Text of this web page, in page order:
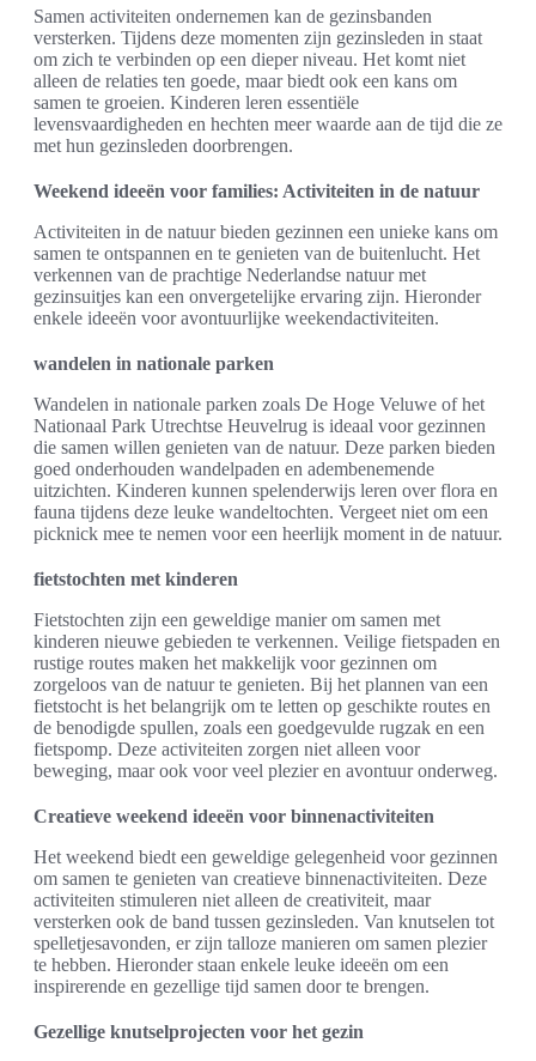
Samen activiteiten ondernemen kan de gezinsbanden
versterken. Tijdens deze momenten zijn gezinsleden in staat
om zich te verbinden op een dieper niveau. Het komt niet
alleen de relaties ten goede, maar biedt ook een kans om
samen te groeien. Kinderen leren essentiële
levensvaardigheden en hechten meer waarde aan de tijd die ze
met hun gezinsleden doorbrengen.
Weekend ideeën voor families: Activiteiten in de natuur
Activiteiten in de natuur bieden gezinnen een unieke kans om
samen te ontspannen en te genieten van de buitenlucht. Het
verkennen van de prachtige Nederlandse natuur met
gezinsuitjes kan een onvergetelijke ervaring zijn. Hieronder
enkele ideeën voor avontuurlijke weekendactiviteiten.
wandelen in nationale parken
Wandelen in nationale parken zoals De Hoge Veluwe of het
Nationaal Park Utrechtse Heuvelrug is ideaal voor gezinnen
die samen willen genieten van de natuur. Deze parken bieden
goed onderhouden wandelpaden en adembenemende
uitzichten. Kinderen kunnen spelenderwijs leren over flora en
fauna tijdens deze leuke wandeltochten. Vergeet niet om een
picknick mee te nemen voor een heerlijk moment in de natuur.
fietstochten met kinderen
Fietstochten zijn een geweldige manier om samen met
kinderen nieuwe gebieden te verkennen. Veilige fietspaden en
rustige routes maken het makkelijk voor gezinnen om
zorgeloos van de natuur te genieten. Bij het plannen van een
fietstocht is het belangrijk om te letten op geschikte routes en
de benodigde spullen, zoals een goedgevulde rugzak en een
fietspomp. Deze activiteiten zorgen niet alleen voor
beweging, maar ook voor veel plezier en avontuur onderweg.
Creatieve weekend ideeën voor binnenactiviteiten
Het weekend biedt een geweldige gelegenheid voor gezinnen
om samen te genieten van creatieve binnenactiviteiten. Deze
activiteiten stimuleren niet alleen de creativiteit, maar
versterken ook de band tussen gezinsleden. Van knutselen tot
spelletjesavonden, er zijn talloze manieren om samen plezier
te hebben. Hieronder staan enkele leuke ideeën om een
inspirerende en gezellige tijd samen door te brengen.
Gezellige knutselprojecten voor het gezin